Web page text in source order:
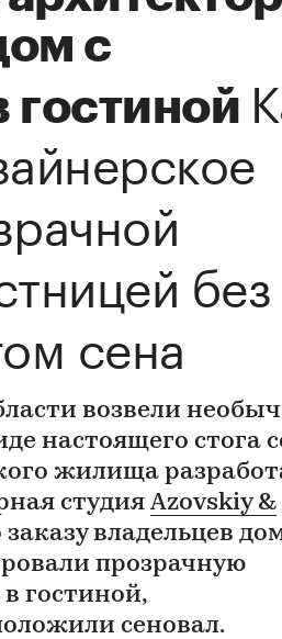
с
гостиной
без
сена
возвели
настоящего стога
жилища
студия Azovskiy &
заказу владельцев
прозрачную
гостиной,
сеновал.